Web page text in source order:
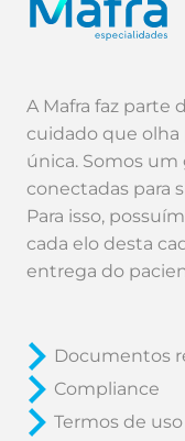
A Mafra faz parte
cuidado que olha
única. Somos um
conectadas para
Para isso,
cada elo desta
entrega do
Documentos
Compliance
Termos de uso